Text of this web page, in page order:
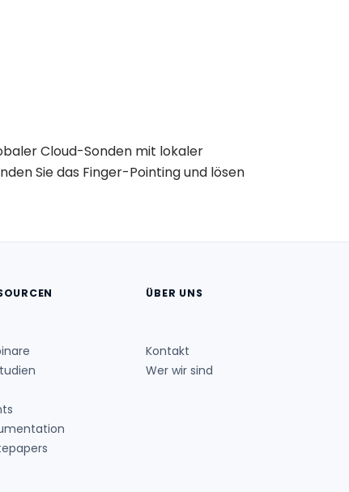
Cloud-Sonden mit lokaler
Sie das Finger-Pointing und lösen
ÜBER UNS
Kontakt
Wer wir sind